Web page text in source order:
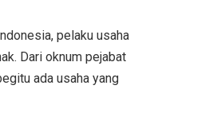
pelaku usaha
Dari oknum pejabat
ada usaha yang